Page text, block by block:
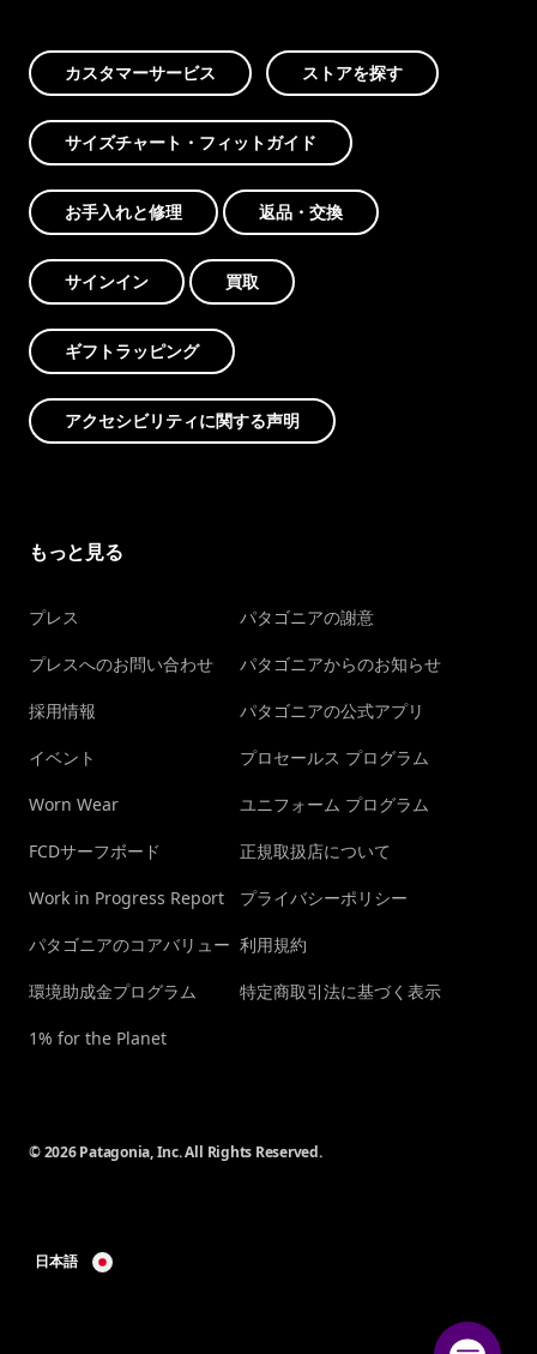
カスタマーサービス ストアを探す
サイズチャート・フィットガイド
お手入れと修理 返品・交換
サインイン 買取
ギフトラッピング
アクセシビリティに関する声明
もっと見る
プレス
プレスへのお問い合わせ
採用情報
イベント
Worn Wear
FCDサーフボード
Work in Progress Report
パタゴニアのコアバリュー
環境助成金プログラム
1% for the Planet
パタゴニアの謝意
パタゴニアからのお知らせ
パタゴニアの公式アプリ
プロセールス プログラム
ユニフォーム プログラム
正規取扱店について
プライバシーポリシー
利用規約
特定商取引法に基づく表示
© 2026 Patagonia, Inc. All Rights Reserved.
日本語